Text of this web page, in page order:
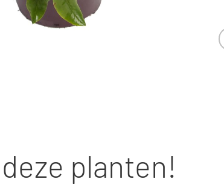
planten!